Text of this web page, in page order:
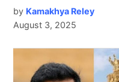
by Kamakhya Reley
August 3, 2025